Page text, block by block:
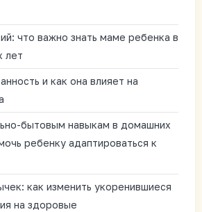
что важно знать маме ребенка в
лет
и как она влияет на
бытовым навыкам в домашних
ребенку адаптироваться к
как изменить укоренившиеся
на здоровые